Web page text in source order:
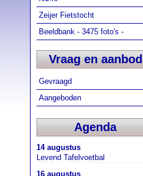
Zeijer Fietstocht
Beeldbank - 3475 foto's -
Vraag en aanbod
Gevraagd
Aangeboden
Agenda
14 augustus
Levend Tafelvoetbal
16 augustus